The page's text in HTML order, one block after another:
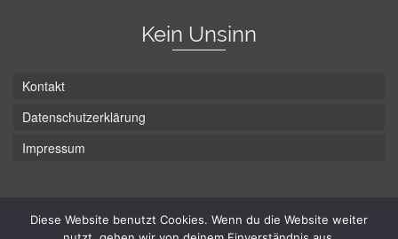
Kein Unsinn
Kontakt
Datenschutzerklärung
Impressum
Diese Website benutzt Cookies. Wenn du die Website weiter